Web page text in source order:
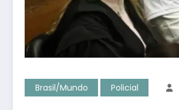
Brasil/Mundo Policial